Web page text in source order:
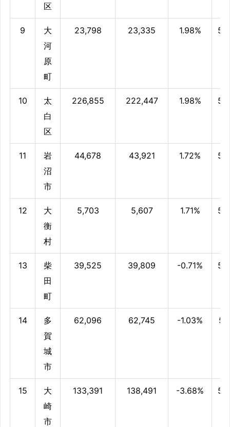
区
9
大
河
原
町
23,798 23,335 1.98%
10
太
白
区
226,855 222,447 1.98%
11
岩
沼
市
44,678 43,921 1.72%
12
大
衡
村
5,703 5,607 1.71%
13
柴
田
町
39,525 39,809 -0.71%
14
多
賀
城
市
62,096 62,745 -1.03%
15
大
崎
市
133,391 138,491 -3.68%